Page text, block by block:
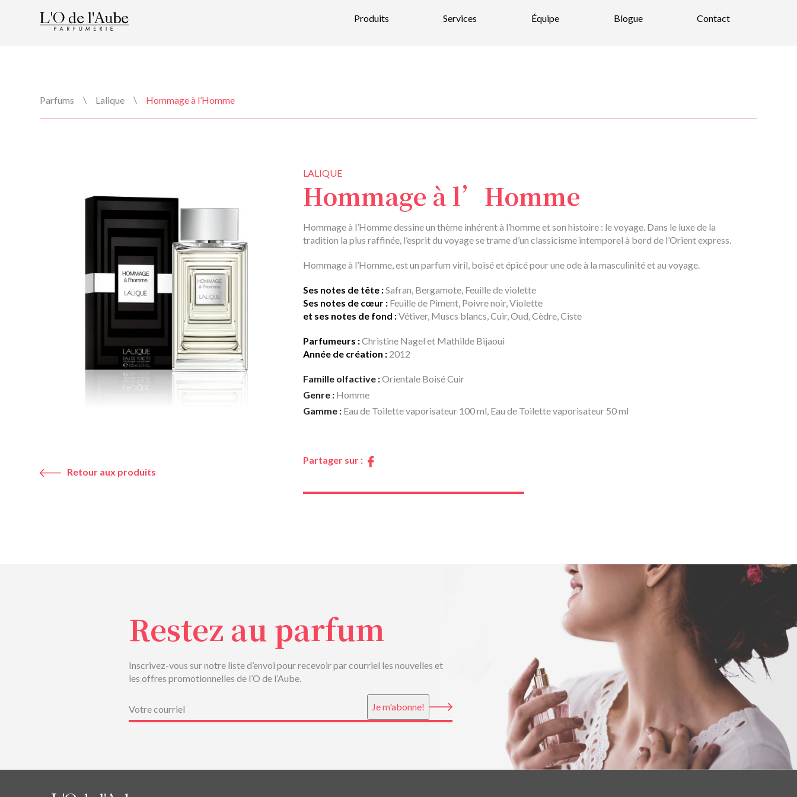
Produits
Bougies et parfums d’intérieurs
Soins pour les cheveux
Services Équipe Blogue Contact
Parfums \ Lalique \ Hommage à l’Homme
Retour aux produits
LALIQUE
Hommage à l’Homme
Hommage à l’Homme dessine un thème inhérent à l’homme et son histoire : le voyage. Dans le luxe de la
tradition la plus raffinée, l’esprit du voyage se trame d’un classicisme intemporel à bord de l’Orient express.
Hommage à l’Homme, est un parfum viril, boisé et épicé pour une ode à la masculinité et au voyage.
Ses notes de tête :Safran, Bergamote, Feuille de violette
Ses notes de cœur : Feuille de Piment, Poivre noir, Violette
et ses notes de fond :Vétiver, Muscs blancs, Cuir, Oud, Cèdre, Ciste
Parfumeurs :Christine Nagel et Mathilde Bijaoui
Année de création :2012
Famille olfactive :Orientale Boisé Cuir
Genre : Homme
Gamme : Eau de Toilette vaporisateur 100 ml, Eau de Toilette vaporisateur 50 ml
Partager sur :
Restez au parfum
Inscrivez-vous sur notre liste d’envoi pour recevoir par courriel les nouvelles et
les offres promotionnelles de l’O de l’Aube.
Je m'abonne!